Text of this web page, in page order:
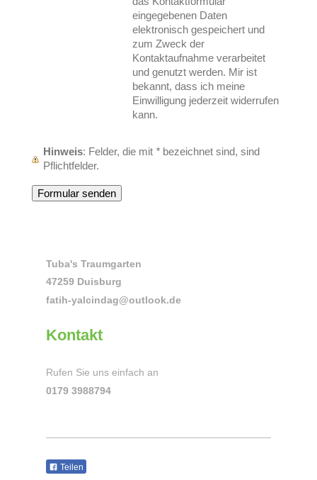
eingegebenen Daten
elektronisch gespeichert und
zum Zweck der
Kontaktaufnahme verarbeitet
und genutzt werden. Mir ist
bekannt, dass ich meine
Einwilligung jederzeit widerrufen
kann.
Hinweis : Felder, die mit * bezeichnet sind, sind
Pflichtfelder.
Tuba's Traumgarten
47259 Duisburg
fatih-yalcindag@outlook.de
Kontakt
Rufen Sie uns einfach an
0179 3988794
Teilen